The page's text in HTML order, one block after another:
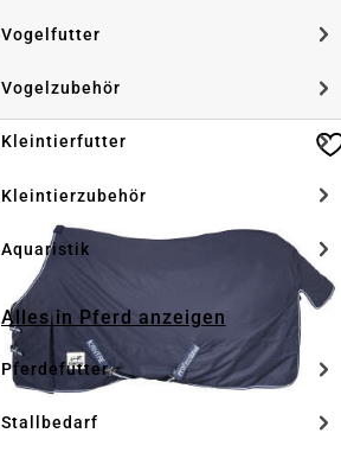
Vogelfutter
Vogelzubehör
Kleintierfutter
Kleintierzubehör
Aquaristik
Alles in Pferd anzeigen
Pferdefutter
Stallbedarf